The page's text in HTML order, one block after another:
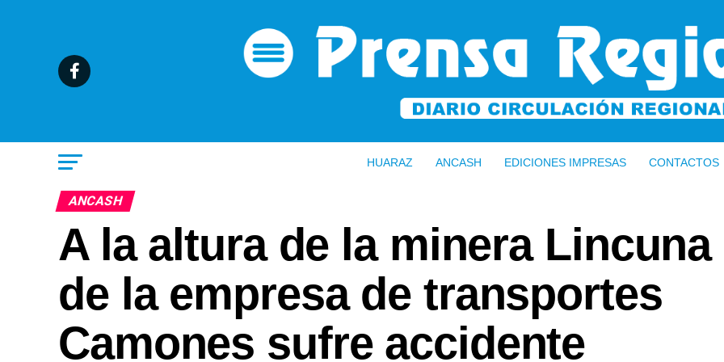
HUARAZ ANCASH EDICIONES IMPRESAS CONTACTOS
ANCASH
A la altura de la minera
de la empresa de transportes
Camones sufre accidente